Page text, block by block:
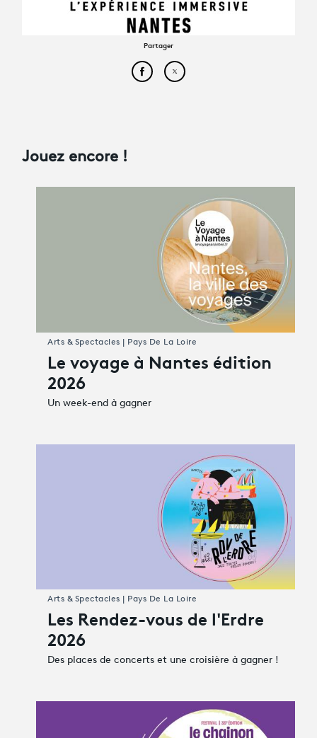
Partager
Partager cet article sur
Partager cet article sur
Jouez encore !
Le voyage à Nantes édition
2026
Un week-end à gagner
Arts & Spectacles | Pays De La Loire
Les Rendez-vous de l'Erdre
2026
Des places de concerts et une croisière à gagner !
Arts & Spectacles | Pays De La Loire